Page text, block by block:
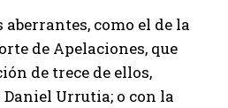
como el de la
de Apelaciones, que
de trece de ellos,
Urrutia; o con la